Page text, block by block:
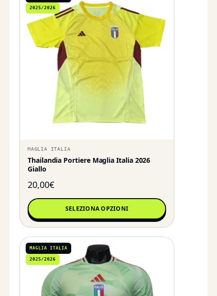
2025/2026
MAGLIA ITALIA
Thailandia Portiere Maglia Italia 2026
Giallo
20,00€
SELEZIONA OPZIONI
MAGLIA ITALIA
2025/2026